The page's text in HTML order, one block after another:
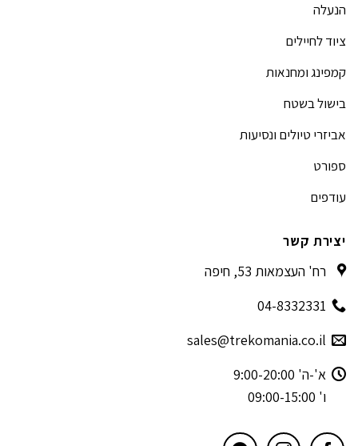
הנעלה
ציוד לחיילים
קמפינג ומחנאות
בישול בשטח
אביזרי טיולים ונסיעות
ספורט
עודפים
יצירת קשר
רח' העצמאות 53, חיפה
04-8332331
sales@trekomania.co.il
א'-ה' 9:00-20:00
ו' 09:00-15:00